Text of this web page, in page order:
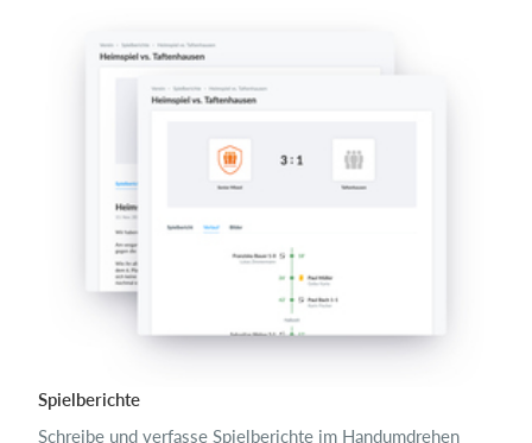
Spielberichte
Schreibe und verfasse Spielberichte im Handumdrehen